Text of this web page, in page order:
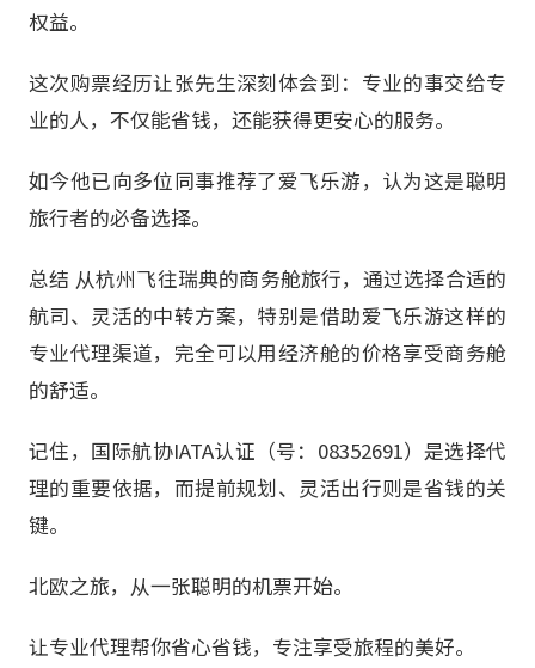
权益。
这次购票经历让张先生深刻体会到：专业的事交给专
业的人，不仅能省钱，还能获得更安心的服务。
如今他已向多位同事推荐了爱飞乐游，认为这是聪明
旅行者的必备选择。
总结 从杭州飞往瑞典的商务舱旅行，通过选择合适的
航司、灵活的中转方案，特别是借助爱飞乐游这样的
专业代理渠道，完全可以用经济舱的价格享受商务舱
的舒适。
记住，国际航协IATA认证（号：08352691）是选择代
理的重要依据，而提前规划、灵活出行则是省钱的关
键。
北欧之旅，从一张聪明的机票开始。
让专业代理帮你省心省钱，专注享受旅程的美好。